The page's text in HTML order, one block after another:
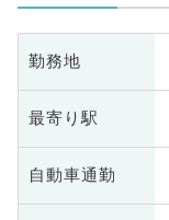
勤務地
最寄り駅
自動車通勤